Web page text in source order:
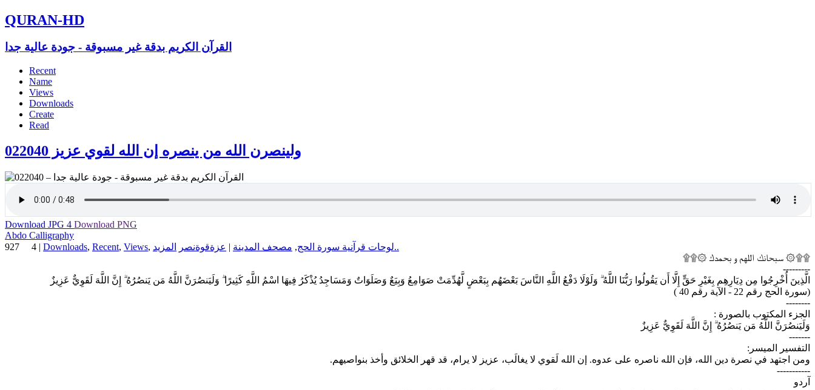
QURAN-HD
القرآن الكريم بدقة غير مسبوقة - جودة عالية جدا
Recent
Name
Views
Downloads
Create
Read
ولينصرن الله من ينصره إن الله لقوي عزيز 022040
Download JPG 4 Download PNG
Abdo Calligraphy
927
4 | Downloads, Recent, Views, لوحات قرآنية سورة الحج, مصحف المدينة | عزةقوةنصر
المزيد..
۩۩۞ سبحانك اللهم و بحمدك ۞۩۩
---------
الَّذِينَ أُخْرِجُوا مِن دِيَارِهِم بِغَيْرِ حَقٍّ إِلَّا أَن يَقُولُوا رَبُّنَا اللَّهُ ۗ وَلَوْلَا دَفْعُ اللَّهِ النَّاسَ بَعْضَهُم بِبَعْضٍ لَّهُدِّمَتْ صَوَامِعُ وَبِيَعٌ وَصَلَوَاتٌ وَمَسَاجِدُ يُذْكَرُ فِيهَا اسْمُ اللَّهِ كَثِيرًا ۗ وَلَيَنصُرَنَّ اللَّهُ مَن يَنصُرُهُ ۗ إِنَّ اللَّهَ لَقَوِيٌّ عَزِيزٌ
(سورة الحج رقم 22 - الآية رقم 40 )
--------
الجزء المكتوب بالصورة :
وَلَيَنصُرَنَّ اللَّهُ مَن يَنصُرُهُ ۗ إِنَّ اللَّهَ لَقَوِيٌّ عَزِيزٌ
-------
التفسير الميسر:
ومن اجتهد في نصرة دين الله، فإن الله ناصره على عدوه. إن الله لَقوي لا يغالَب، عزيز لا يرام، قد قهر الخلائق وأخذ بنواصيهم.
-----------
آردو